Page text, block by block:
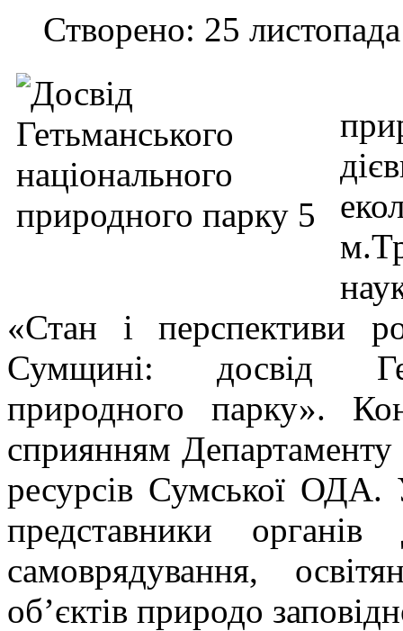
Створено: 25
«Стан і перспективи
Сумщині: досвід
природного парку».
сприянням Департаменту
ресурсів Сумської ОДА.
представники
самоврядування,
об’єктів природо